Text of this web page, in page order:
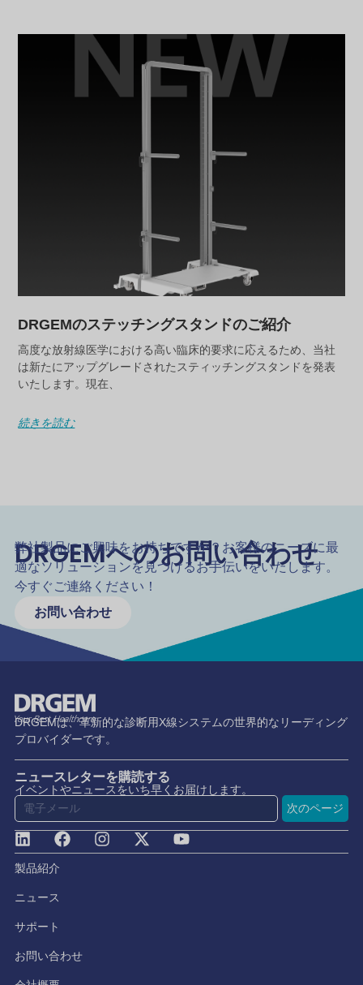
DRGEMのステッチングスタンドのご紹介
高度な放射線医学における高い臨床的要求に応えるため、当社
は新たにアップグレードされたスティッチングスタンドを発表
いたします。現在、
続きを読む
DRGEMへのお問い合わせ
弊社製品にご興味をお持ちですか？お客様のニーズに最
適なソリューションを見つけるお手伝いをいたします。
今すぐご連絡ください！
お問い合わせ
DRGEMは、革新的な診断用X線システムの世界的なリーディング
プロバイダーです。
ニュースレターを購読する
イベントやニュースをいち早くお届けします。
次のページ
製品紹介
ニュース
サポート
お問い合わせ